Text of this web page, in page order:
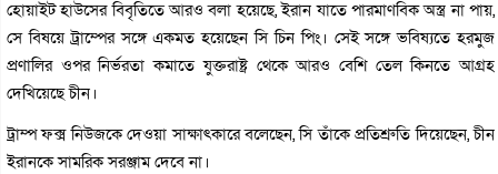
হোয়াইট হাউসের বিবৃতিতে আরও বলা হয়েছে, ইরান যাতে পারমাণবিক অস্ত্র না পায়,
সে বিষয়ে ট্রাম্পের সঙ্গে একমত হয়েছেন সি চিন পিং। সেই সঙ্গে ভবিষ্যতে হরমুজ
প্রণালির ওপর নির্ভরতা কমাতে যুক্তরাষ্ট্র থেকে আরও বেশি তেল কিনতে আগ্রহ
দেখিয়েছে চীন।
ট্রাম্প ফক্স নিউজকে দেওয়া সাক্ষাৎকারে বলেছেন, সি তাঁকে প্রতিশ্রুতি দিয়েছেন, চীন
ইরানকে সামরিক সরঞ্জাম দেবে না।